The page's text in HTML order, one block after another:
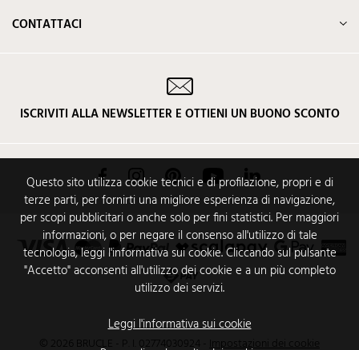
Questo sito utilizza cookie tecnici e di profilazione, propri e di
terze parti, per fornirti una migliore esperienza di navigazione,
per scopi pubblicitari o anche solo per fini statistici. Per maggiori
informazioni, o per negare il consenso all'utilizzo di tale
tecnologia, leggi l'informativa sui cookie. Cliccando sul pulsante
"Accetto" acconsenti all'utilizzo dei cookie e a un più completo
utilizzo dei servizi.
Leggi l'informativa sui cookie
CONTATTACI
ISCRIVITI ALLA NEWSLETTER E OTTIENI UN BUONO SCONTO
FacebookInstagramPinterest YouTube
© 2026 BRUCLE - P. I. 02774030924 Impostazioni dei cookie